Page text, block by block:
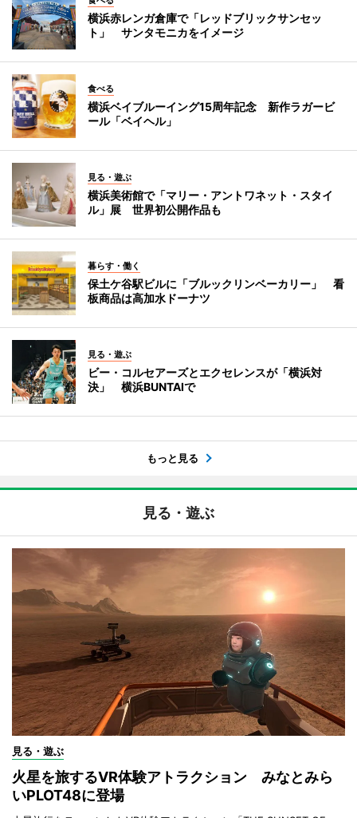
横浜赤レンガ倉庫で「レッドブリックサンセッ
ト」 サンタモニカをイメージ
食べる
横浜ベイブルーイング15周年記念 新作ラガービ
ール「ベイヘル」
見る・遊ぶ
横浜美術館で「マリー・アントワネット・スタイ
ル」展 世界初公開作品も
暮らす・働く
保土ケ谷駅ビルに「ブルックリンベーカリー」 看
板商品は高加水ドーナツ
見る・遊ぶ
ビー・コルセアーズとエクセレンスが「横浜対
決」 横浜BUNTAIで
もっと見る
見る・遊ぶ
見る・遊ぶ
火星を旅するVR体験アトラクション みなとみら
いPLOT48に登場